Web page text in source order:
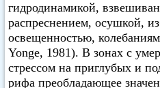
гидродинамикой,
распреснением, осушкой,
освещенностью,
Yonge, 1981). В зонах с
стрессом на приглубых и
рифа преобладающее